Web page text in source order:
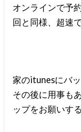
オンラインで予
回と同様、超速
家のitunesにバ
その後に用事も
ップをお願いする